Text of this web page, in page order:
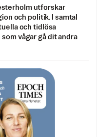
utforskar
och politik. I samtal
och tidlösa
vågar gå dit andra